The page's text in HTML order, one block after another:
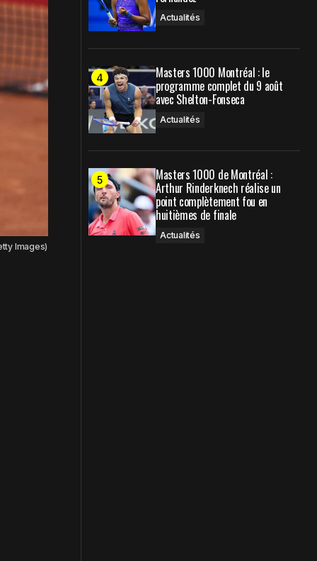
Images)
Actualités
Masters 1000 Montréal : le
programme complet du 9 août
avec Shelton-Fonseca
Actualités
Masters 1000 de Montréal :
Arthur Rinderknech réalise un
point complètement fou en
huitièmes de finale
Actualités